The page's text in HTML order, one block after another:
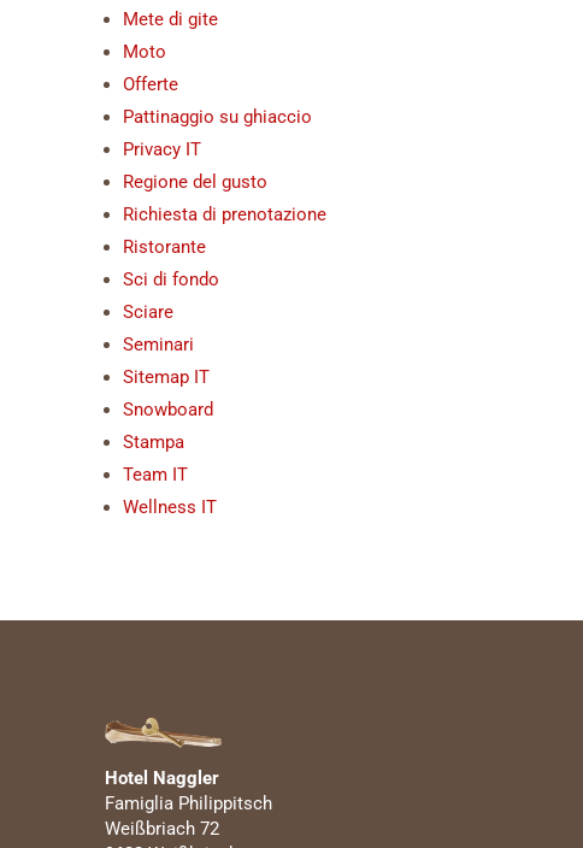
Mete di gite
Moto
Offerte
Pattinaggio su ghiaccio
Privacy IT
Regione del gusto
Richiesta di prenotazione
Ristorante
Sci di fondo
Sciare
Seminari
Sitemap IT
Snowboard
Stampa
Team IT
Wellness IT
Hotel Naggler
Famiglia Philippitsch
Weißbriach 72